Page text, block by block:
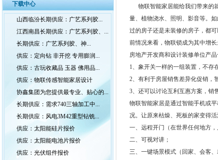
下载中心
山西临汾长期供应：广艺系列胶...
江西南昌长期供应：广艺系列胶、...
长期供应：广艺系列胶、神...
供应：定向钻 非开挖 专用膨润...
供应：古玩收藏品 玉器 佛用品...
供应：物联传感智能家居设计
协鑫集团为您提供最专业、贴心的...
长期供应：需求740三轴加工中...
长期供应：风电3M42重型钻铣...
供应：太阳能硅片报价
供应：太阳能电池片报价
供应：光伏组件报价
物联智能家居能给我们带来的
量、植物浇水、照明、影音等。
过的房子还是未装修的房子，都
前情况来看，物联锁成为其中增
房地产开发商和设计装修单位产
1、象开关一样的一组装置，不存
2、有利于房屋销售差异化促销，
3、还可以讨论互利互惠方案，销
物联智能家居是通过智能手机或
况。让原来枯燥、死板的家变得
一、远程开门（在世界任何地方
二、可视对讲；
三、一键场景模式（回家、会客